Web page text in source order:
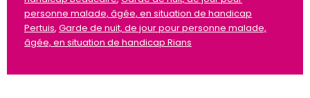
personne malade, âgée, en situation de handicap
Pertuis, Garde de nuit, de jour pour personne malade,
âgée, en situation de handicap Rians